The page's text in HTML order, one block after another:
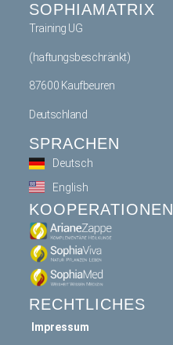
SOPHIAMATRIX
Training UG
(haftungsbeschränkt)
87600 Kaufbeuren
Deutschland
SPRACHEN
Deutsch
English
KOOPERATIONEN
RECHTLICHES
Impressum